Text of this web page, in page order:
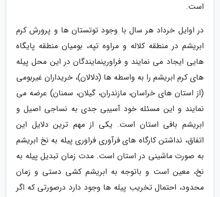
است.
در اوایل خرداد هر سال با وجود توتستان ها و پرورش کرم
ابریشم در منطقه کلاله و مراوه تپه، بومیان منطقه پایگاه
هایی ایجاد می نمایند و فراورینمایندگان در این محل پیله
های کرم ابریشم را به واسطه ها (دلالان)، خریداران غیربومی
(از استان های خراسان، مازندران، گیلان، سمنان) عرضه می
نمایند و این مسئله خود آسیبی جدی به نساجی اصیل و
ابریشم بافی استان است. یکی از مهم ترین دلایل این
اتفاق، نداشتن کارگاه های فرآوری فراوری پیله به نخ ابریشم
به صورت ماشینی در استان است. مدت زمان تبدیل پیله به
نخ، معین است و باتوجه به ابریشم کشی دستی و زمان
محدود، احتمال تخریب پیله ها وجود دارد درصورتی که اگر